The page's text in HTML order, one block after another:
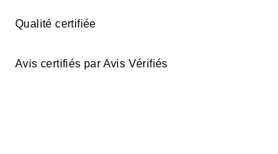
Qualité certifiée
Avis certifiés par Avis Vérifiés